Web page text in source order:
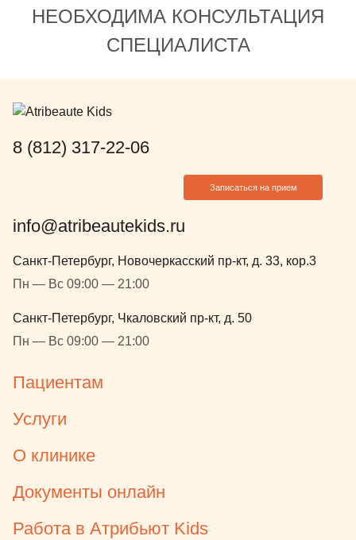
НЕОБХОДИМА КОНСУЛЬТАЦИЯ
СПЕЦИАЛИСТА
8 (812) 317-22-06
Записаться на прием
info@atribeautekids.ru
Санкт-Петербург, Новочеркасский пр-кт, д. 33, кор.3
Пн — Вс 09:00 — 21:00
Санкт-Петербург, Чкаловский пр-кт, д. 50
Пн — Вс 09:00 — 21:00
Пациентам
Услуги
О клинике
Документы онлайн
Работа в Атрибьют Kids